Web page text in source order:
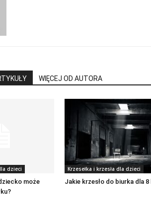
WIĘCEJ OD AUTORA
dzieci
może
Krzesełka i krzesła dla dzieci
Jakie krzesło do biurka dla